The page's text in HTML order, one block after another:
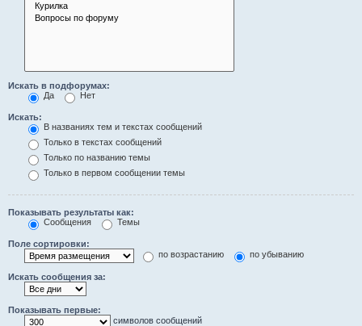
Искать в подфорумах:
Да
Нет
Искать:
В названиях тем и текстах сообщений
Только в текстах сообщений
Только по названию темы
Только в первом сообщении темы
Показывать результаты как:
Сообщения
Темы
Поле сортировки:
по возрастанию
по убыванию
Искать сообщения за:
Показывать первые:
символов сообщений